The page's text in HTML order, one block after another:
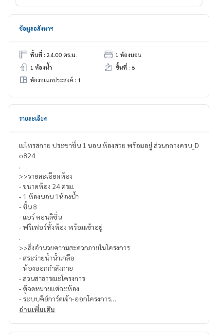
ข้อมูลอสังหาฯ
พื้นที่ : 24.00 ตร.ม.
1 ห้องนอน
1 ห้องน้ำ
ชั้นที่ : 8
ห้องอเนกประสงค์ : 1
รายละเอียด
เมโทรสกาย ประชาชื่น 1 นอน ห้องสวย พร้อมอยู่ ส่วนกลางครบ_D
o824
.
>>รายละเอียดห้อง
- ขนาดห้อง 24 ตรม.
- 1 ห้องนอน 1ห้องน้ำ
- ชั้น 8
- แอร์ คอนดิชั่น
- ฟรีเฟอร์ทั้งห้อง พร้อมเข้าอยู่
.
>>สิ่งอำนวยความสะดวกภายในโครงการ
- สระว่ายน้ำน้ำเกลือ
- ห้องออกกำลังกาย
- สวนสาธารณะโครงการ
- ตู้จดหมายแต่ละห้อง
- ระบบคีย์การ์ดเข้า-ออกโครงการ
- ระบบกล้อง CCTV ของอาคาร
อ่านเพิ่มเติม